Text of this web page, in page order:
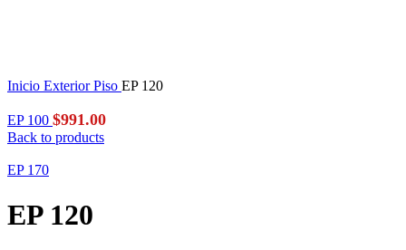
Inicio ExteriorPiso EP 120
EP 100 $991.00
Back to products
EP 170
EP 120